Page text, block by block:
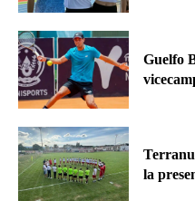
Guelfo
la